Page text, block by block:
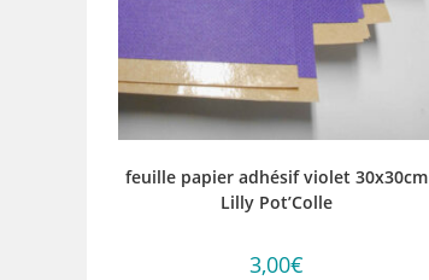
feuille papier adhésif violet 30x30cm
Lilly Pot’Colle
3,00€